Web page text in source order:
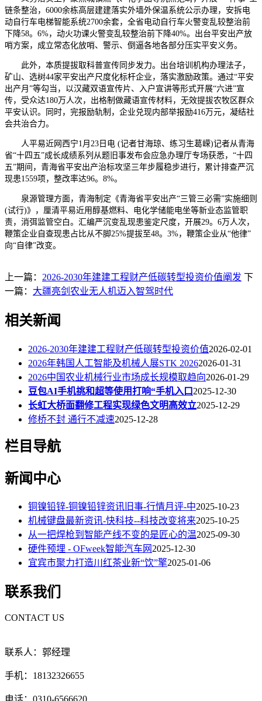
链条整治，6000余栋高层建建落实外墙外保温系统公示办理，安拆电
动自行车电梯智能系统2700余套，全省电动自行车火警变乱较整治前
下降58。6%，动火功课火警变乱较整治前下降40%。出台平安出产放
哨方案，成立常态化放哨、警示、倒逼各地各部分压实平安义务。
此外，本质提拔取科普宣传同步发力。出台培训机构办理法子，
矿山、选树44家平安出产尺度化标杆企业，落实激励政策。通过“平安
出产月”等勾当，以汉藏双语宣传片、入户宣讲等形式开展“六进”宣
传，受众达180万人次，出格制做藏语宣传材料，无效提拔农牧区群众
平安认识。同时，完报励轨制，企业兑现内部举报励416万元，凝结社
会共治合力。
人平易近网西宁1月23日电 (记者甘海琼、练习生葛嵘)记者从青海
省“十四五”成长成绩系列从题旧事发布会应急办理厅专场获悉，“十四
五”期间，青海省平安出产治标攻坚三年步履稳步进行，累计排查严沉
现患1559项，整改率达96。8%。
泉源管理方面，青海制定《青海省平安出产“三管三必需”实施细则
(试行)》，厘清平易近用醇基燃料、电化学储能电坐等新业态监管职
责，消弭监管空白。汇编严沉变乱现患鉴定尺度，开展29。6万人次，
鞭策企业自查现患占比从不脚25%提拔至48。3%，鞭策企业从“他律”
向“自律”改变。
上一篇： 2026-2030年建建工程财产低碳转型投资价值阐发 下
一篇： 大疆亮剑农业无人机迈入智驾时代
相关新闻
2026-2030年建建工程财产低碳转型投资价值2026-02-01
2026年韩国人工智能及机械人展STK 20262026-01-31
2026中国农业机械行业市场成长规模取趋向2026-01-29
豆包AI手机挑和超等使用打响“手机入口 2025-12-30
长虹大桥面翻修工程实现绿色文明高效立2025-12-29
修桥不封 通行不减速2025-12-28
栏目导航
新闻中心
铜镍铅锌-铜镍铅锌资讯旧事-行情月评-中2025-10-23
机械键盘最新资讯-快科技--科技改变将来2025-10-25
从一把焊枪到智能产线不变的是匠心的温2025-09-30
硬件预埋 - OFweek智能汽车网2025-12-30
宜宾市聚力打造川红茶业新“饮”擎2025-01-06
联系我们
CONTACT US
联系人：郭经理
手机：18132326655